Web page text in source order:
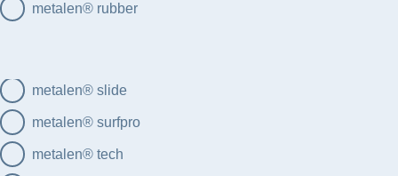
metalen® rubber
metalen® slide
metalen® surfpro
metalen® tech